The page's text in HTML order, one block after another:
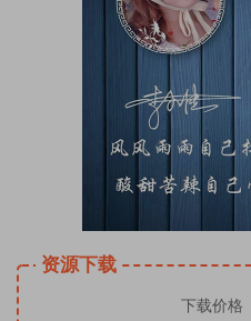
资源下载
下载价格